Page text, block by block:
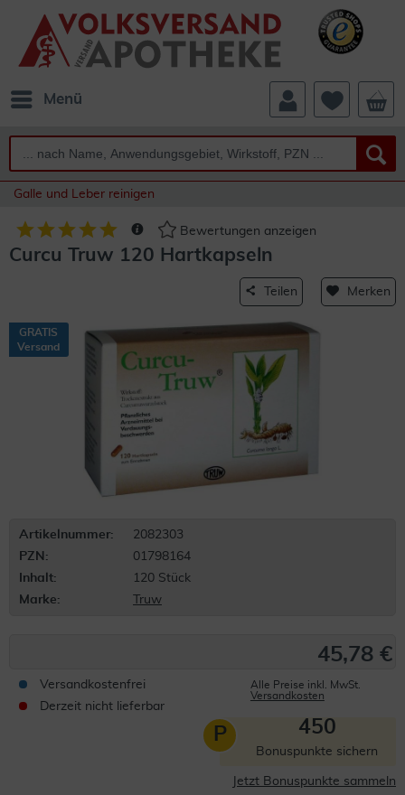
Menü
Galle und Leber reinigen
Bewertungen anzeigen
Curcu Truw 120 Hartkapseln
Teilen Merken
GRATIS
Versand
Artikelnummer:
2082303
PZN:
01798164
Inhalt:
120 Stück
Marke:
Truw
45,78 €
Versandkostenfrei
Derzeit nicht lieferbar
Alle Preise inkl. MwSt.
Versandkosten
P 450
Bonuspunkte sichern
Jetzt Bonuspunkte sammeln